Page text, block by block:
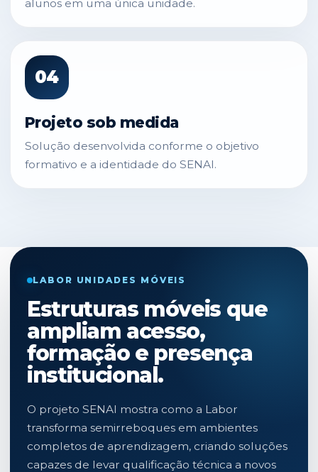
alunos em uma única unidade.
04
Projeto sob medida
Solução desenvolvida conforme o objetivo
formativo e a identidade do SENAI.
LABOR UNIDADES MÓVEIS
Estruturas móveis que
ampliam acesso,
formação e presença
institucional.
O projeto SENAI mostra como a Labor
transforma semirreboques em ambientes
completos de aprendizagem, criando soluções
capazes de levar qualificação técnica a novos